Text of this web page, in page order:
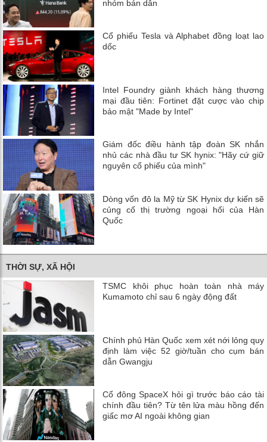
nhóm bán dẫn
Cổ phiếu Tesla và Alphabet đồng loạt lao
dốc
Intel Foundry giành khách hàng thương
mại đầu tiên: Fortinet đặt cược vào chip
bảo mật "Made by Intel"
Giám đốc điều hành tập đoàn SK nhắn
nhủ các nhà đầu tư SK hynix: "Hãy cứ giữ
nguyên cổ phiếu của mình"
Dòng vốn đô la Mỹ từ SK Hynix dự kiến ​​sẽ
củng cố thị trường ngoại hối của Hàn
Quốc
THỜI SỰ, XÃ HỘI
TSMC khôi phục hoàn toàn nhà máy
Kumamoto chỉ sau 6 ngày động đất
Chính phủ Hàn Quốc xem xét nới lỏng quy
định làm việc 52 giờ/tuần cho cụm bán
dẫn Gwangju
Cổ đông SpaceX hỏi gì trước báo cáo tài
chính đầu tiên? Từ tên lửa màu hồng đến
giấc mơ AI ngoài không gian